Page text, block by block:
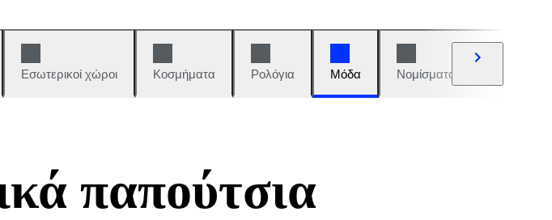
Εσωτερικοί χώροι Κοσμήματα Ρολόγια Μόδα Νομίσματα και
παπούτσια